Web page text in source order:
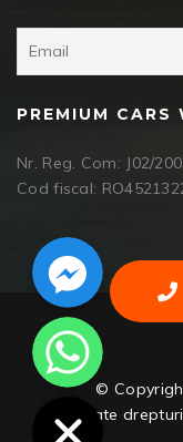
PREMIUM CARS
Nr. Reg. Com: J02/
Cod fiscal:
©
Toate
Facebook Messenger
WhatsApp